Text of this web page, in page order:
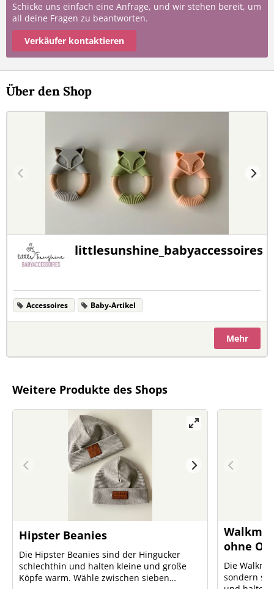
Schicke uns einfach eine Anfrage, und wir stehen bereit, um
all deine Fragen zu beantworten.
Verkäufer kontaktieren
Über den Shop
littlesunshine_babyaccessoires
Accessoires Baby-Artikel
Mehr
Weitere Produkte des Shops
Hipster Beanies
Die Hipster Beanies sind der Hingucker
schlechthin und halten kleine und große
Köpfe warm. Wähle zwischen sieben
ohne
Die
sondern